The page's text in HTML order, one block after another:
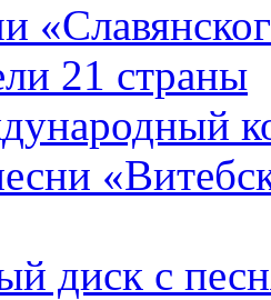
21 страны
диск с